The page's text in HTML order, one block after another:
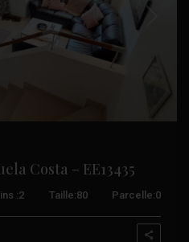
Costa – EE13435
:2 Taille:80 Parcelle:0